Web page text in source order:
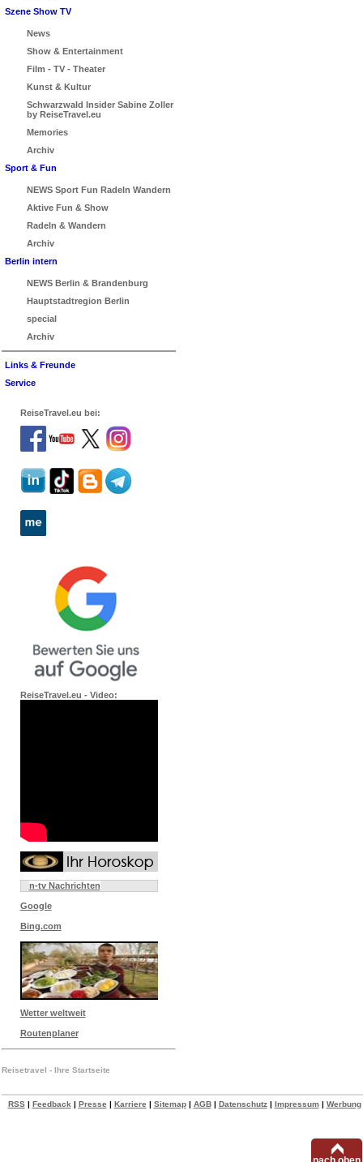
Szene Show TV
News
Show & Entertainment
Film - TV - Theater
Kunst & Kultur
Schwarzwald Insider Sabine Zoller
by ReiseTravel.eu
Memories
Archiv
Sport & Fun
NEWS Sport Fun Radeln Wandern
Aktive Fun & Show
Radeln & Wandern
Archiv
Berlin intern
NEWS Berlin & Brandenburg
Hauptstadtregion Berlin
special
Archiv
Links & Freunde
Service
ReiseTravel.eu bei:
ReiseTravel.eu - Video:
n-tv Nachrichten
Google
Bing.com
Wetter weltweit
Routenplaner
Reisetravel - Ihre Startseite
RSS| Feedback| Presse | Karriere | Sitemap| AGB| Datenschutz| Impressum| Werbung